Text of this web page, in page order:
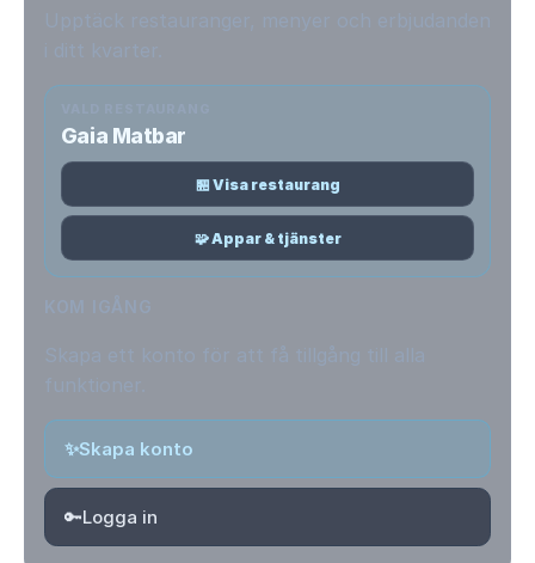
Gaia Matbar
🏪 Visa restaurang
🧩 Appar & tjänster
✨Skapa konto
🔑Logga in